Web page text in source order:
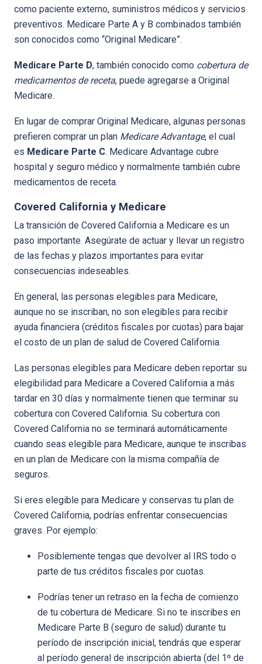
como paciente externo, suministros médicos y servicios
preventivos. Medicare Parte A y B combinados también
son conocidos como “Original Medicare”.
Medicare Parte D, también conocido como cobertura de
medicamentos de receta, puede agregarse a Original
Medicare.
En lugar de comprar Original Medicare, algunas personas
prefieren comprar un plan Medicare Advantage, el cual
es Medicare Parte C. Medicare Advantage cubre
hospital y seguro médico y normalmente también cubre
medicamentos de receta.
Covered California y Medicare
La transición de Covered California a Medicare es un
paso importante. Asegúrate de actuar y llevar un registro
de las fechas y plazos importantes para evitar
consecuencias indeseables.
En general, las personas elegibles para Medicare,
aunque no se inscriban, no son elegibles para recibir
ayuda financiera (créditos fiscales por cuotas) para bajar
el costo de un plan de salud de Covered California.
Las personas elegibles para Medicare deben reportar su
elegibilidad para Medicare a Covered California a más
tardar en 30 días y normalmente tienen que terminar su
cobertura con Covered California. Su cobertura con
Covered California no se terminará automáticamente
cuando seas elegible para Medicare, aunque te inscribas
en un plan de Medicare con la misma compañía de
seguros.
Si eres elegible para Medicare y conservas tu plan de
Covered California, podrías enfrentar consecuencias
graves. Por ejemplo:
Posiblemente tengas que devolver al IRS todo o
parte de tus créditos fiscales por cuotas.
Podrías tener un retraso en la fecha de comienzo
de tu cobertura de Medicare. Si no te inscribes en
Medicare Parte B (seguro de salud) durante tu
período de inscripción inicial, tendrás que esperar
al período general de inscripción abierta (del 1º de